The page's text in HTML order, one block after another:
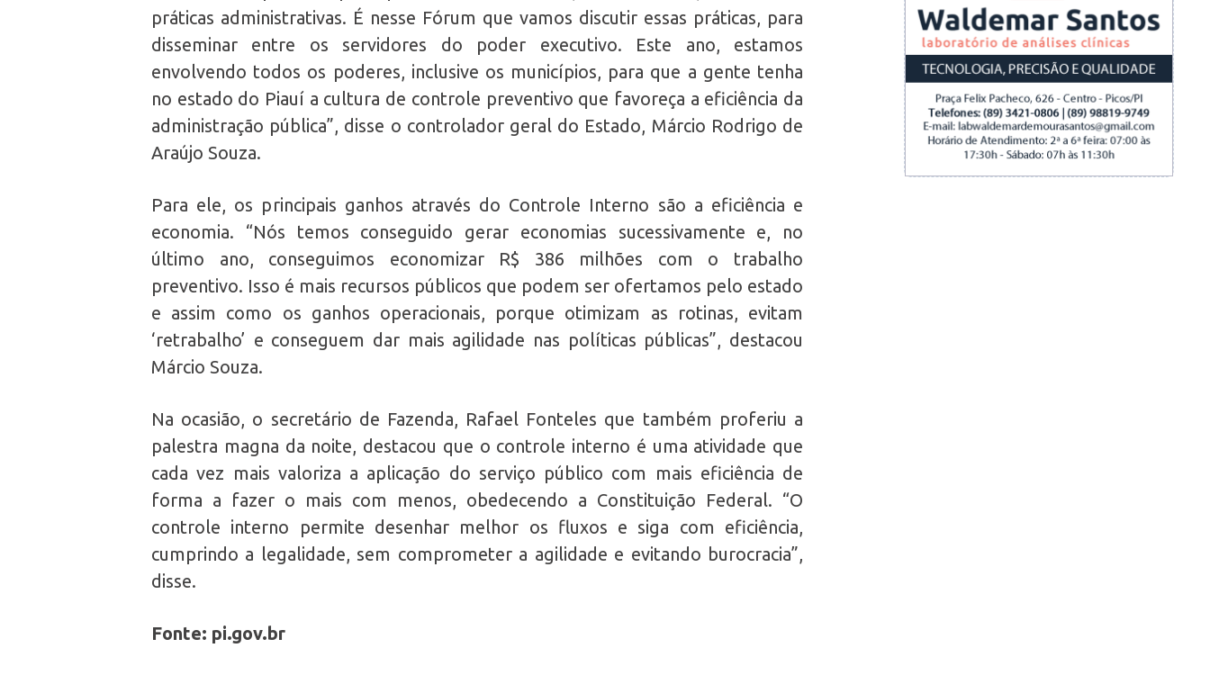
práticas administrativas. É nesse Fórum que vamos discutir essas práticas, para
disseminar entre os servidores do poder executivo. Este ano, estamos
envolvendo todos os poderes, inclusive os municípios, para que a gente tenha
no estado do Piauí a cultura de controle preventivo que favoreça a eficiência da
administração pública”, disse o controlador geral do Estado, Márcio Rodrigo de
Araújo Souza.
Para ele, os principais ganhos através do Controle Interno são a eficiência e
economia. “Nós temos conseguido gerar economias sucessivamente e, no
último ano, conseguimos economizar R$ 386 milhões com o trabalho
preventivo. Isso é mais recursos públicos que podem ser ofertamos pelo estado
e assim como os ganhos operacionais, porque otimizam as rotinas, evitam
‘retrabalho’ e conseguem dar mais agilidade nas políticas públicas”, destacou
Márcio Souza.
Na ocasião, o secretário de Fazenda, Rafael Fonteles que também proferiu a
palestra magna da noite, destacou que o controle interno é uma atividade que
cada vez mais valoriza a aplicação do serviço público com mais eficiência de
forma a fazer o mais com menos, obedecendo a Constituição Federal. “O
controle interno permite desenhar melhor os fluxos e siga com eficiência,
cumprindo a legalidade, sem comprometer a agilidade e evitando burocracia”,
disse.
Fonte: pi.gov.br